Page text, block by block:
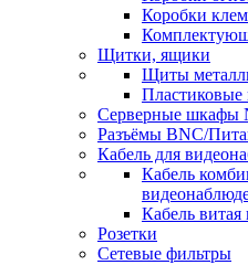
Коробки
Щитки, ящики
Щиты
Пластиковые
Серверные шкафы
Разъёмы BNC/
Кабель для
Кабель
Кабель витая
Розетки
Сетевые фильтры